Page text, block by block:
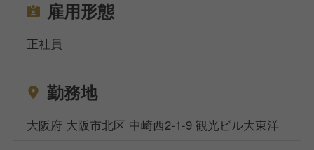
雇用形態
正社員
勤務地
大阪府 大阪市北区 中崎西2-1-9 観光ビル大東洋